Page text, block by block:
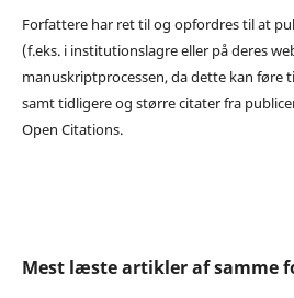
Forfattere har ret til og opfordres til at
(f.eks. i institutionslagre eller på deres
manuskriptprocessen, da dette kan føre
samt tidligere og større citater fra
Open Citations.
Mest læste artikler af samme